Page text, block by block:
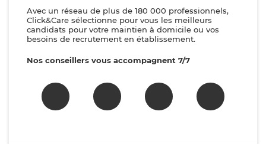
Avec un réseau de plus de 180 000 professionnels,
Click&Care sélectionne pour vous les meilleurs
candidats pour votre maintien à domicile ou vos
besoins de recrutement en établissement.
Nos conseillers vous accompagnent 7/7